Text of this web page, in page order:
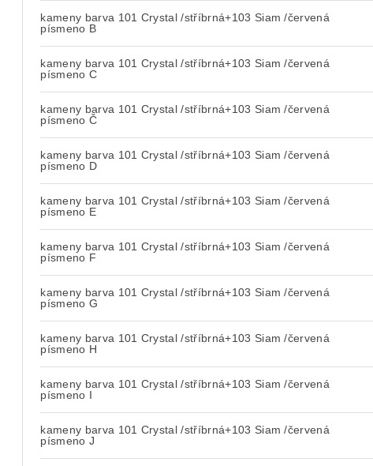
kameny barva 101 Crystal /stříbrná+103 Siam /červená
písmeno B
kameny barva 101 Crystal /stříbrná+103 Siam /červená
písmeno C
kameny barva 101 Crystal /stříbrná+103 Siam /červená
písmeno Č
kameny barva 101 Crystal /stříbrná+103 Siam /červená
písmeno D
kameny barva 101 Crystal /stříbrná+103 Siam /červená
písmeno E
kameny barva 101 Crystal /stříbrná+103 Siam /červená
písmeno F
kameny barva 101 Crystal /stříbrná+103 Siam /červená
písmeno G
kameny barva 101 Crystal /stříbrná+103 Siam /červená
písmeno H
kameny barva 101 Crystal /stříbrná+103 Siam /červená
písmeno I
kameny barva 101 Crystal /stříbrná+103 Siam /červená
písmeno J